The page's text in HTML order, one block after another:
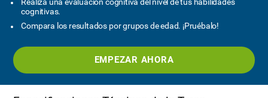
cognitivas.
Compara los resultados por grupos de edad. ¡Pruébalo!
EMPEZAR AHORA